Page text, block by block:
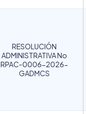
RESOLUCIÓN
ADMINISTRATIVA No
RPAC-0006-2026-
GADMCS